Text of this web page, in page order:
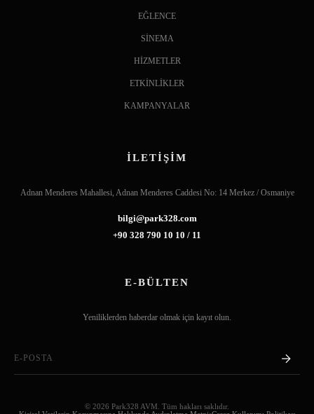
EĞLENCE
SİNEMA
HİZMETLER
ETKİNLİKLER
KAMPANYALAR
İLETİŞİM
Adnan Menderes Mahallesi, Adnan Menderes Caddesi No: 14 Merkez / Osmaniye
bilgi@park328.com
+90 328 790 10 10 / 11
E-BÜLTEN
Yeniliklerden haberdar olmak için kayıt olun.
© 2026 Park328 AVM. Tüm hakları saklıdır.